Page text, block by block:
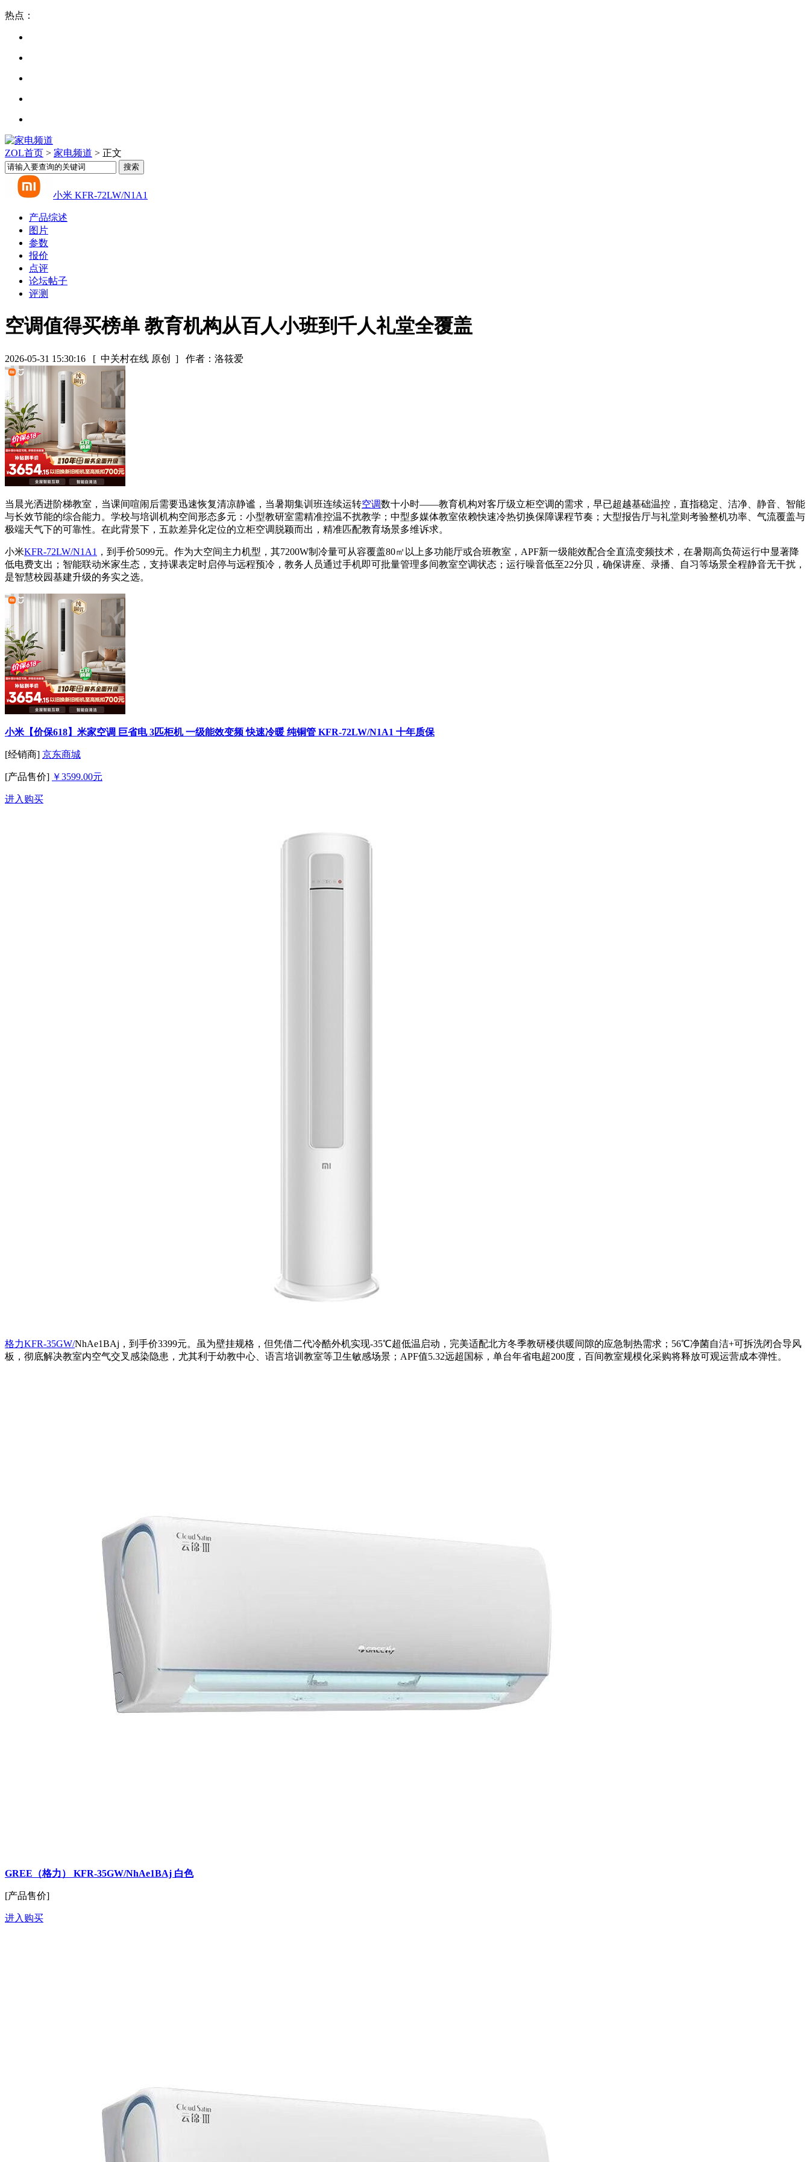
热点：
ZOL首页 > 家电频道 > 正文
小米 KFR-72LW/N1A1
产品综述
图片
参数
报价
点评
论坛帖子
评测
空调值得买榜单 教育机构从百人小班到千人礼堂全覆盖
2026-05-31 15:30:16 [ 中关村在线 原创 ] 作者：洛筱爱
当晨光洒进阶梯教室，当课间喧闹后需要迅速恢复清凉静谧，当暑期集训班连续运转空调数十小时——教育机构对客厅级立柜空调的需求，早已超越基础温控，直指稳定、洁净、静音、智能
与长效节能的综合能力。学校与培训机构空间形态多元：小型教研室需精准控温不扰教学；中型多媒体教室依赖快速冷热切换保障课程节奏；大型报告厅与礼堂则考验整机功率、气流覆盖与
极端天气下的可靠性。在此背景下，五款差异化定位的立柜空调脱颖而出，精准匹配教育场景多维诉求。
小米KFR-72LW/N1A1 ，到手价5099元。作为大空间主力机型，其7200W制冷量可从容覆盖80㎡以上多功能厅或合班教室，APF新一级能效配合全直流变频技术，在暑期高负荷运行中显著降
低电费支出；智能联动米家生态，支持课表定时启停与远程预冷，教务人员通过手机即可批量管理多间教室空调状态；运行噪音低至22分贝，确保讲座、录播、自习等场景全程静音无干扰，
是智慧校园基建升级的务实之选。
小米【价保618】米家空调 巨省电 3匹柜机 一级能效变频 快速冷暖 纯铜管 KFR-72LW/N1A1 十年质保
[经销商] 京东商城
[产品售价] ￥3599.00元
进入购买
格力KFR-35GW/NhAe1BAj，到手价3399元。虽为壁挂规格，但凭借二代冷酷外机实现-35℃超低温启动，完美适配北方冬季教研楼供暖间隙的应急制热需求；56℃净菌自洁+可拆洗闭合导风
板，彻底解决教室内空气交叉感染隐患，尤其利于幼教中心、语言培训教室等卫生敏感场景；APF值5.32远超国标，单台年省电超200度，百间教室规模化采购将释放可观运营成本弹性。
GREE（格力） KFR-35GW/NhAe1BAj 白色
[产品售价]
进入购买